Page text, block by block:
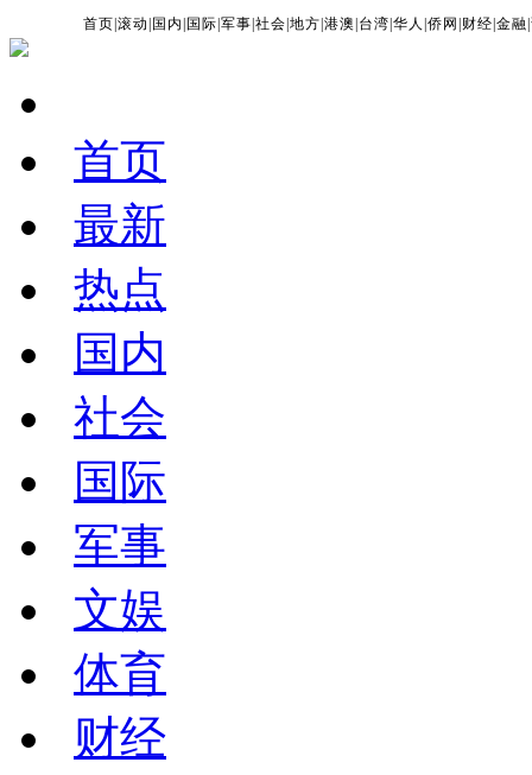
首页 |滚动 国内 国际 |军事 |社会 |地方 |港澳 台湾 |华人 |侨网 财经 |金融 |
首页
最新
热点
国内
社会
国际
军事
文娱
体育
财经